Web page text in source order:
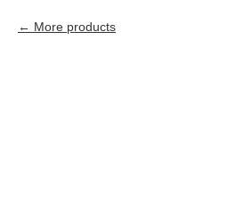
More products